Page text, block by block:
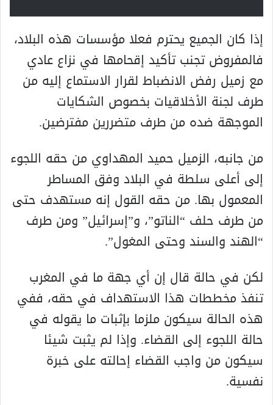
إذا كان الجميع يحترم فعلا مؤسسات هذه البلاد،
فالمفروض تجنب تأكيد إقحامها في نزاع عادي
مع زميل رفض الانضباط لقرار الاستماع إليه من
طرف لجنة الأخلاقيات بخصوص الشكايات
الموجهة ضده من طرف متضررين مفترضين.
من جانبه، الزميل حميد المهداوي من حقه اللجوء
إلى أعلى سلطة في البلاد وفق المساطر
المعمول بها. من حقه القول إنه مستهدف حتى
من طرف حلف “الناتو”، و”إسرائيل” ومن طرف
“الهند والسند وحتى المغول”.
لكن في حالة قال إن أي جهة ما في المغرب
تنفذ مخططات هذا الاستهداف في حقه، ففي
هذه الحالة سيكون ملزما بإثبات ما يقوله في
حالة اللجوء إلى القضاء. وإذا لم يثبت شيئا
سيكون من واجب القضاء إحالته على خبرة
نفسية.